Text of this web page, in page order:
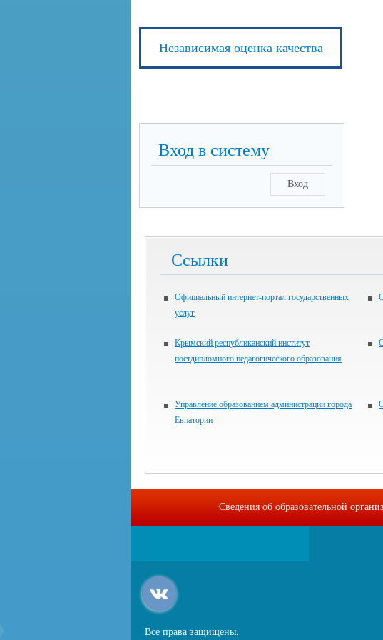
Независимая оценка качества
Вход в систему
Вход
Ссылки
Официальный интернет-портал государственных
услуг
Крымский республиканский институт
постдипломного педагогического образования
Управление образованием администрации города
Евпатории
Сведения об образовательной
Все права защищены.